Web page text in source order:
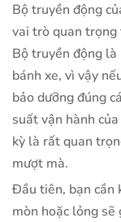
Bộ truyền động
vai trò quan trọng
Bộ truyền động
bánh xe, vì vậy
bảo dưỡng đúng
suất vận hành
kỳ là rất quan
mượt mà.
Đầu tiên, bạn cần
mòn hoặc lỏng sẽ